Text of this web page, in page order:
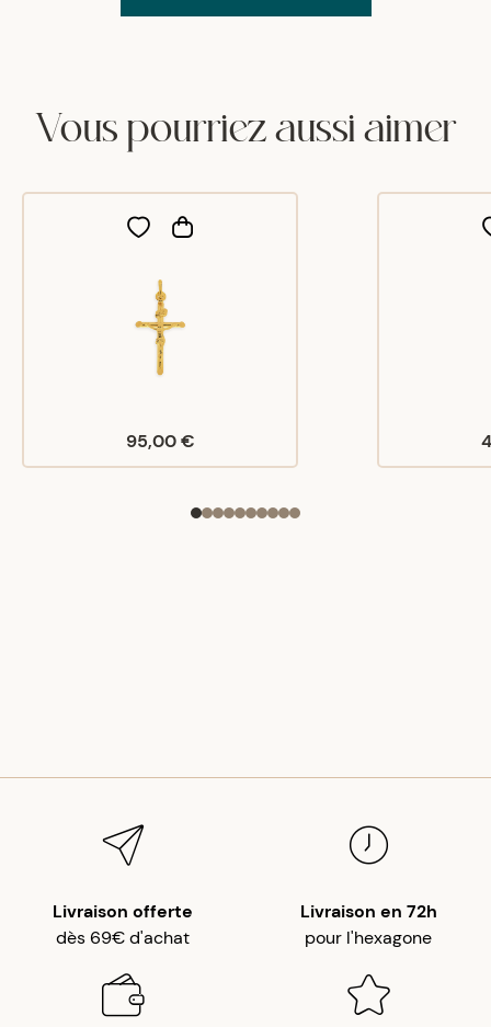
Vous pourriez aussi aimer
95,00 €
Livraison offerte
dès 69€ d'achat
Livraison en 72h
pour l'hexagone